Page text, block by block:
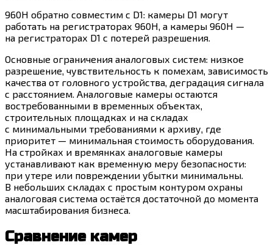
960H обратно совместим с D1: камеры D1 могут
работать на регистраторах 960H, а камеры 960H —
на регистраторах D1 с потерей разрешения.
Основные ограничения аналоговых систем: низкое
разрешение, чувствительность к помехам, зависимость
качества от головного устройства, деградация сигнала
с расстоянием. Аналоговые камеры остаются
востребованными в временных объектах,
строительных площадках и на складах
с минимальными требованиями к архиву, где
приоритет — минимальная стоимость оборудования.
На стройках и времянках аналоговые камеры
устанавливают как временную меру безопасности:
при утере или повреждении убытки минимальны.
В небольших складах с простым контуром охраны
аналоговая система остаётся достаточной до момента
масштабирования бизнеса.
Сравнение камер